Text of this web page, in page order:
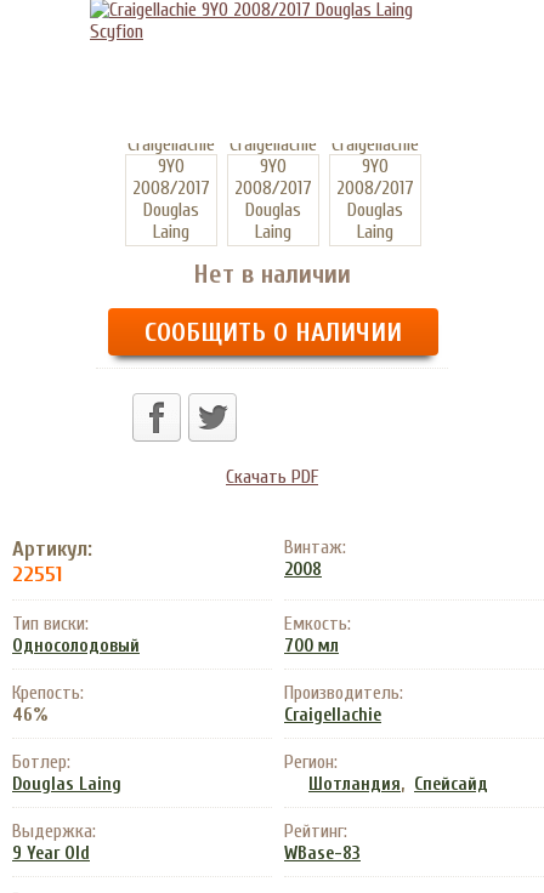
Нет в наличии
СООБЩИТЬ О НАЛИЧИИ
Скачать PDF
Артикул:
22551
Винтаж:
2008
Тип виски:
Односолодовый
Емкость:
700 мл
Крепость:
46%
Производитель:
Craigellachie
Ботлер:
Douglas Laing
Регион:
Шотландия, Спейсайд
Выдержка:
9 Year Old
Рейтинг:
WBase-83